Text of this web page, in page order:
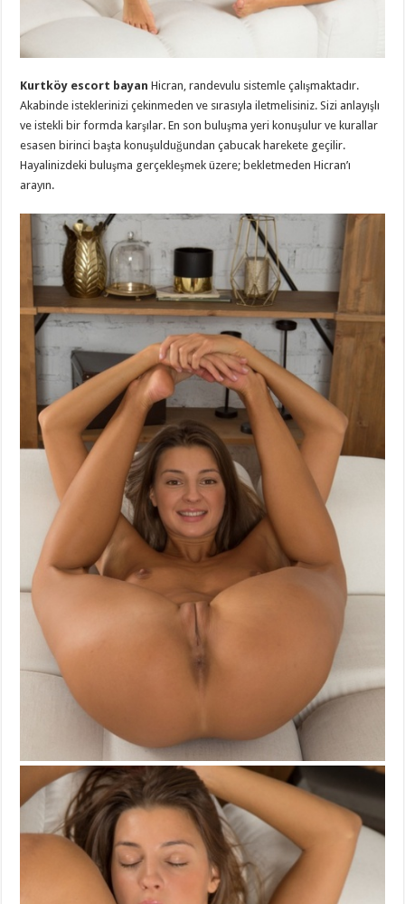
Kurtköy escort bayan Hicran, randevulu sistemle çalışmaktadır.
Akabinde isteklerinizi çekinmeden ve sırasıyla iletmelisiniz. Sizi anlayışlı
ve istekli bir formda karşılar. En son buluşma yeri konuşulur ve kurallar
esasen birinci başta konuşulduğundan çabucak harekete geçilir.
Hayalinizdeki buluşma gerçekleşmek üzere; bekletmeden Hicran’ı
arayın.